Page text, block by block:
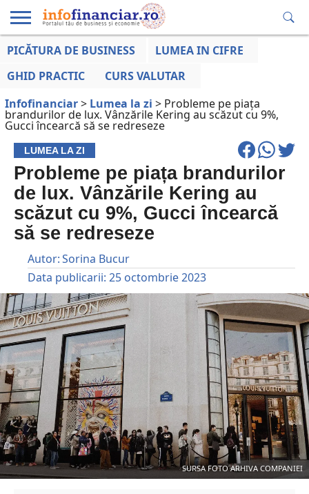
EDUCAȚIE
LA ZI
AFACERILOR
PICĂTURA DE BUSINESS
LUMEA IN CIFRE
GHID PRACTIC
CURS VALUTAR
Infofinanciar> Lumea la zi > Probleme pe piața
brandurilor de lux. Vânzările Kering au scăzut cu 9%,
Gucci încearcă să se redreseze
LUMEA LA ZI
Probleme pe piața brandurilor
de lux. Vânzările Kering au
scăzut cu 9%, Gucci încearcă
să se redreseze
Autor:Sorina Bucur
Data publicarii: 25 octombrie 2023
SURSA FOTO ARHIVA COMPANIEI